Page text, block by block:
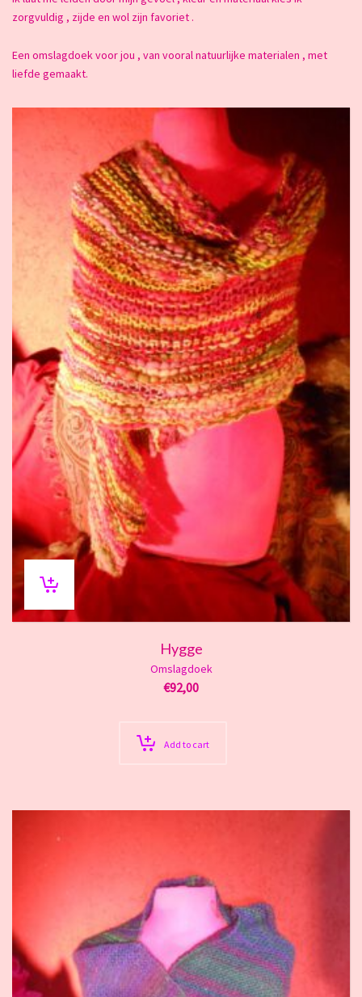
zorgvuldig , zijde en wol zijn favoriet .
Een omslagdoek voor jou , van vooral natuurlijke materialen , met
liefde gemaakt.
Hygge
Omslagdoek
€92,00
Add to cart